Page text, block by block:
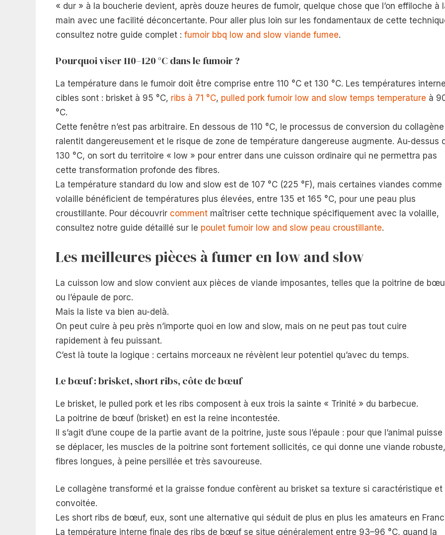
« dur » à la boucherie devient, après douze heures de fumoir, quelque chose que l’on effiloche à
main avec une facilité déconcertante. Pour aller plus loin sur les fondamentaux de cette
consultez notre guide complet : fumoir bbq low and slow viande fumee.
Pourquoi viser 110–120 °C dans le fumoir ?
La température dans le fumoir doit être comprise entre 110 °C et 130 °C. Les températures
cibles sont : brisket à 95 °C, ribs à 71 °C, pulled pork fumoir low and slow temps temperature à
°C.
Cette fenêtre n’est pas arbitraire. En dessous de 110 °C, le processus de conversion du collagène
ralentit dangereusement et le risque de zone de température dangereuse augmente. Au-dessus
130 °C, on sort du territoire « low » pour entrer dans une cuisson ordinaire qui ne permettra pas
cette transformation profonde des fibres.
La température standard du low and slow est de 107 °C (225 °F), mais certaines viandes comme
volaille bénéficient de températures plus élevées, entre 135 et 165 °C, pour une peau plus
croustillante. Pour découvrir comment maîtriser cette technique spécifiquement avec la volaille,
consultez notre guide détaillé sur le poulet fumoir low and slow peau croustillante.
Les meilleures pièces à fumer en low and slow
La cuisson low and slow convient aux pièces de viande imposantes, telles que la poitrine de
ou l’épaule de porc.
Mais la liste va bien au-delà.
On peut cuire à peu près n’importe quoi en low and slow, mais on ne peut pas tout cuire
rapidement à feu puissant.
C’est là toute la logique : certains morceaux ne révèlent leur potentiel qu’avec du temps.
Le bœuf : brisket, short ribs, côte de bœuf
Le brisket, le pulled pork et les ribs composent à eux trois la sainte « Trinité » du barbecue.
La poitrine de bœuf (brisket) en est la reine incontestée.
Il s’agit d’une coupe de la partie avant de la poitrine, juste sous l’épaule : pour que l’animal puisse
se déplacer, les muscles de la poitrine sont fortement sollicités, ce qui donne une viande
fibres longues, à peine persillée et très savoureuse.
Le collagène transformé et la graisse fondue confèrent au brisket sa texture si caractéristique et
convoitée.
Les short ribs de bœuf, eux, sont une alternative qui séduit de plus en plus les amateurs en
La température interne finale des ribs de bœuf se situe généralement entre 93–96 °C, quand la